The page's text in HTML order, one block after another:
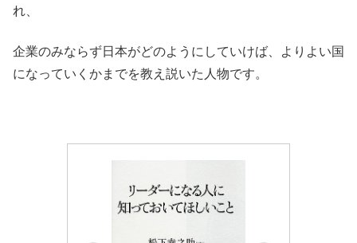
れ、
企業のみならず日本がどのようにしていけば、よりよい国
になっていくかまでを教え説いた人物です。